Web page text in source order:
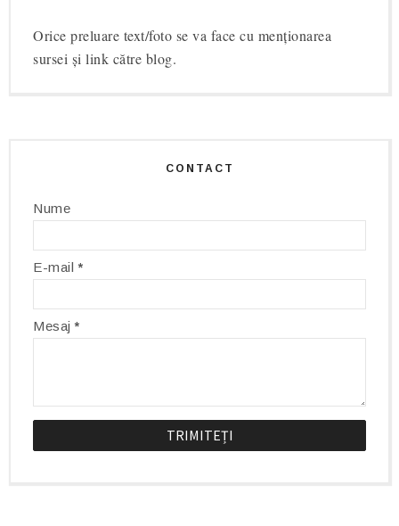
Orice preluare text/foto se va face cu menționarea
sursei și link către blog.
CONTACT
Nume
E-mail*
Mesaj*